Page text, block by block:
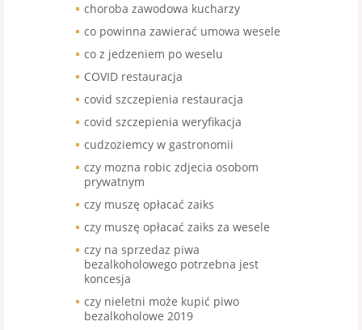
choroba zawodowa kucharzy
co powinna zawierać umowa wesele
co z jedzeniem po weselu
COVID restauracja
covid szczepienia restauracja
covid szczepienia weryfikacja
cudzoziemcy w gastronomii
czy mozna robic zdjecia osobom
prywatnym
czy muszę opłacać zaiks
czy muszę opłacać zaiks za wesele
czy na sprzedaz piwa
bezalkoholowego potrzebna jest
koncesja
czy nieletni może kupić piwo
bezalkoholowe 2019